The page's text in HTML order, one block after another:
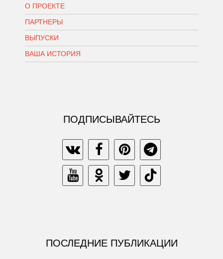
О ПРОЕКТЕ
ПАРТНЕРЫ
ВЫПУСКИ
ВАША ИСТОРИЯ
ПОДПИСЫВАЙТЕСЬ
ПОСЛЕДНИЕ ПУБЛИКАЦИИ